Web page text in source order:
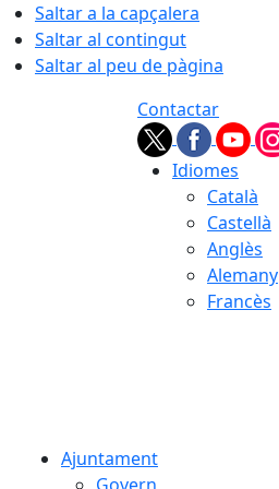
Saltar a la capçalera
Saltar al contingut
Saltar al peu de pàgina
Contactar
Idiomes
Català
Castellà
Anglès
Alemany
Francès
Ajuntament